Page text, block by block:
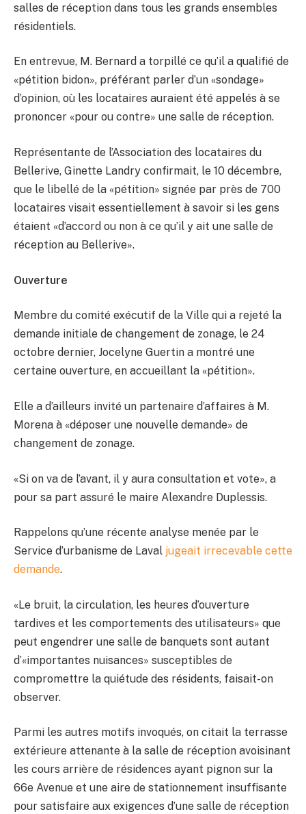
salles de réception dans tous les grands ensembles
résidentiels.
En entrevue, M. Bernard a torpillé ce qu’il a qualifié de
«pétition bidon», préférant parler d’un «sondage»
d’opinion, où les locataires auraient été appelés à se
prononcer «pour ou contre» une salle de réception.
Représentante de l’Association des locataires du
Bellerive, Ginette Landry confirmait, le 10 décembre,
que le libellé de la «pétition» signée par près de 700
locataires visait essentiellement à savoir si les gens
étaient «d’accord ou non à ce qu’il y ait une salle de
réception au Bellerive».
Ouverture
Membre du comité exécutif de la Ville qui a rejeté la
demande initiale de changement de zonage, le 24
octobre dernier, Jocelyne Guertin a montré une
certaine ouverture, en accueillant la «pétition».
Elle a d’ailleurs invité un partenaire d’affaires à M.
Morena à «déposer une nouvelle demande» de
changement de zonage.
«Si on va de l’avant, il y aura consultation et vote», a
pour sa part assuré le maire Alexandre Duplessis.
Rappelons qu’une récente analyse menée par le
Service d’urbanisme de Laval jugeait irrecevable cette
demande.
«Le bruit, la circulation, les heures d’ouverture
tardives et les comportements des utilisateurs» que
peut engendrer une salle de banquets sont autant
d’«importantes nuisances» susceptibles de
compromettre la quiétude des résidents, faisait-on
observer.
Parmi les autres motifs invoqués, on citait la terrasse
extérieure attenante à la salle de réception avoisinant
les cours arrière de résidences ayant pignon sur la
66e Avenue et une aire de stationnement insuffisante
pour satisfaire aux exigences d’une salle de réception